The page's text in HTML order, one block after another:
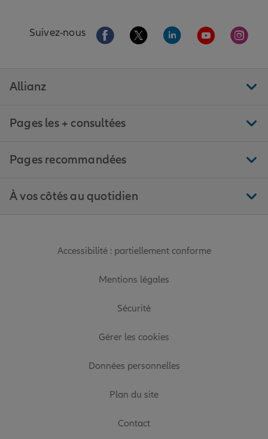
Suivez-nous Aller sur la page Facebook de Allianz
Aller sur la page Twitter de
Aller sur la page
Aller sur la
Aller
Allianz
Pages les + consultées
Pages recommandées
À vos côtés au quotidien
Accessibilité : partiellement conforme
Mentions légales
Sécurité
Gérer les cookies
Données personnelles
Plan du site
Contact